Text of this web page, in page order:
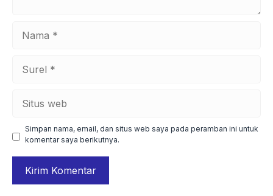
Simpan nama, email, dan situs web saya pada peramban ini untuk
komentar saya berikutnya.